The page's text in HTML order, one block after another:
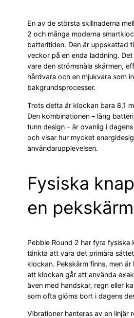
En av de största skillnaderna
2 och många moderna
batteritiden. Den är uppskattad
veckor på en enda laddning.
vare den strömsnåla skärmen,
hårdvara och en mjukvara som
bakgrundsprocesser.
Trots detta är klockan bara 8,1
Den kombinationen – lång
tunn design – är ovanlig i
och visar hur mycket
användarupplevelsen.
Fysiska
en
Pebble Round 2 har fyra fysiska
tänkta att vara det primära
klockan. Pekskärm finns, men
att klockan går att använda
även med handskar, regn eller
som ofta glöms bort i dagens
Vibrationer hanteras av en linjär